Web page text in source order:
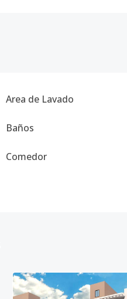
Area de Lavado
Baños
Comedor